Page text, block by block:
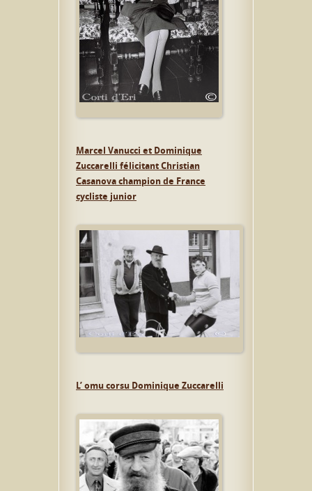
Marcel Vanucci et Dominique
Zuccarelli félicitant Christian
Casanova champion de France
cycliste junior
L’ omu corsu Dominique Zuccarelli